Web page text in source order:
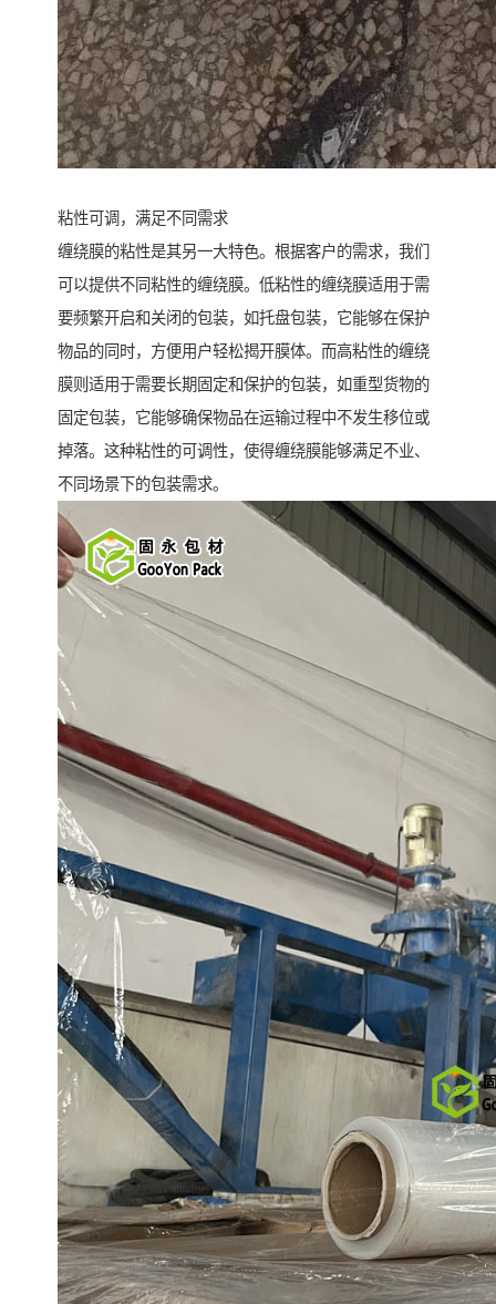
粘性可调，满足不同需求
缠绕膜的粘性是其另一大特色。根据客户的需求，我们
可以提供不同粘性的缠绕膜。低粘性的缠绕膜适用于需
要频繁开启和关闭的包装，如托盘包装，它能够在保护
物品的同时，方便用户轻松揭开膜体。而高粘性的缠绕
膜则适用于需要长期固定和保护的包装，如重型货物的
固定包装，它能够确保物品在运输过程中不发生移位或
掉落。这种粘性的可调性，使得缠绕膜能够满足不业、
不同场景下的包装需求。